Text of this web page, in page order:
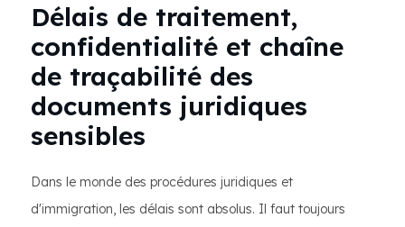
Délais de traitement,
confidentialité et chaîne
de traçabilité des
documents juridiques
sensibles
Dans le monde des procédures juridiques et
d'immigration, les délais sont absolus. Il faut toujours